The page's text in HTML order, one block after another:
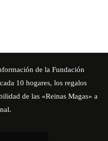
de la Fundación
10 hogares, los regalos
de las «Reinas Magas» a